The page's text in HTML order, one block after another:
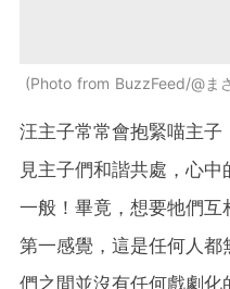
Photo from BuzzFeed/@ま
汪主子常常會抱緊喵主
見主子們和諧共處，心
一般！畢竟，想要牠們
第一感覺，這是任何人
們之間並沒有任何戲劇